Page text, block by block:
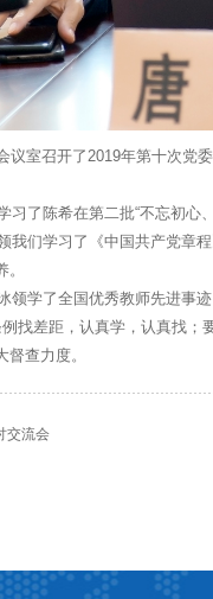
召开了2019年第十次党
陈希在第二批“不忘初心、
学习了《中国共产党章
了全国优秀教师先进事迹
差距，认真学，认真找；
查力度。
交流会